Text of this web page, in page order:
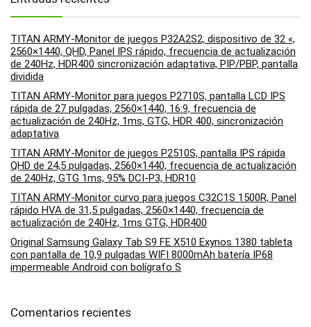
TITAN ARMY-Monitor de juegos P32A2S2, dispositivo de 32 «,
2560×1440, QHD, Panel IPS rápido, frecuencia de actualización
de 240Hz, HDR400 sincronización adaptativa, PIP/PBP, pantalla
dividida
TITAN ARMY-Monitor para juegos P2710S, pantalla LCD IPS
rápida de 27 pulgadas, 2560×1440, 16:9, frecuencia de
actualización de 240Hz, 1ms, GTG, HDR 400, sincronización
adaptativa
TITAN ARMY-Monitor de juegos P2510S, pantalla IPS rápida
QHD de 24,5 pulgadas, 2560×1440, frecuencia de actualización
de 240Hz, GTG 1ms, 95% DCI-P3, HDR10
TITAN ARMY-Monitor curvo para juegos C32C1S 1500R, Panel
rápido HVA de 31,5 pulgadas, 2560×1440, frecuencia de
actualización de 240Hz, 1ms GTG, HDR400
Original Samsung Galaxy Tab S9 FE X510 Exynos 1380 tableta
con pantalla de 10,9 pulgadas WIFI 8000mAh batería IP68
impermeable Android con bolígrafo S
Comentarios recientes